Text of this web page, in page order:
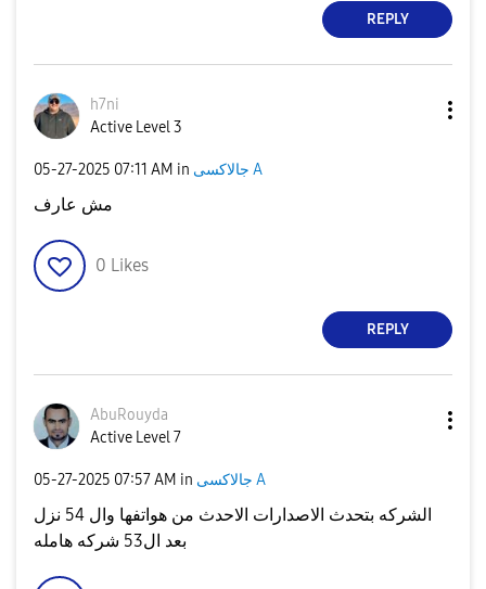
REPLY
h7ni
Active Level 3
‎05-27-2025 07:11 AM in جالاكسى A
مش عارف
0 Likes
REPLY
AbuRouyda
Active Level 7
‎05-27-2025 07:57 AM in جالاكسى A
الشركه بتحدث الاصدارات الاحدث من هواتفها وال 54 نزل
بعد ال53 شركه هامله